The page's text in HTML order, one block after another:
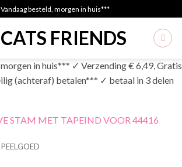
besteld, morgen in huis***
in huis*** ✓ Verzending € 6,49, Gratis
(achteraf) betalen*** ✓ betaal in 3 delen